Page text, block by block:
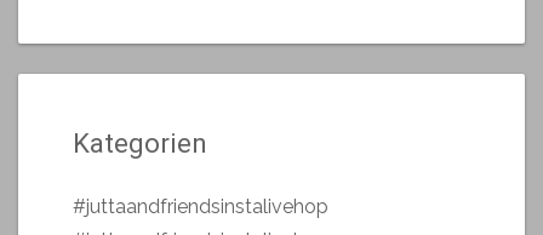
Kategorien
#juttaandfriendsinstalivehop